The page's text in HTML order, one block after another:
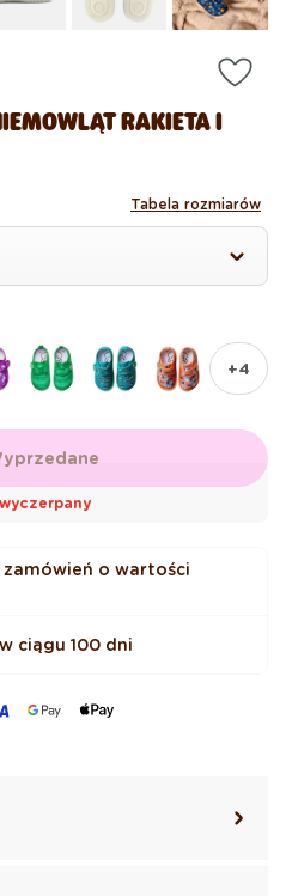
RAKIETA I
Tabela rozmiarów
+4
o wartości
ciągu 100 dni